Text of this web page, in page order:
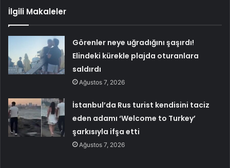
İlgili Makaleler
Görenler neye uğradığını şaşırdı!
Elindeki kürekle plajda oturanlara
saldırdı
Ağustos 7, 2026
İstanbul’da Rus turist kendisini taciz
eden adamı ‘Welcome to Turkey’
şarkısıyla ifşa etti
Ağustos 7, 2026